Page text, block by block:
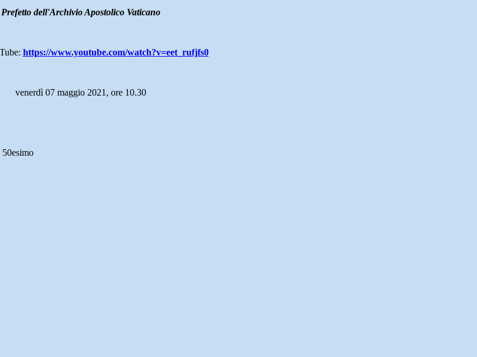
Prefetto dell'Archivio Apostolico Vaticano
https://www.youtube.com/watch?v=eet_rufjfs0
venerdì 07 maggio 2021, ore 10.30